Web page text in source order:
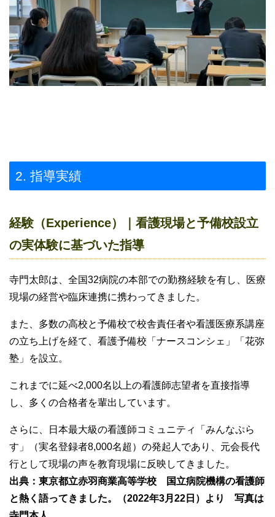
2. 指導実績
経験（Experience）｜看護現場と予備校設立
の実体験に基づいた指導
寺門太郎は、全国32病院の本部での勤務経験を有し、医療
現場の経営や臨床連携に携わってきました。
また、多数の高校と予備校で校舎責任者や看護医療系講座
の立ち上げを経て、看護予備校「ナースコンシェ」「花弥
塾」を設立。
これまでに延べ2,000名以上の看護師志望者を直接指導
し、多くの合格者を輩出しています。
さらに、日本最大級の看護師コミュニティ「みんなぷら
す」（実名登録者8,000名超）の発起人であり、元会長代
行として現場の声を教育現場に反映してきました。
出典：東京都立赤羽商業高等学校 国立病院機構の看護師
と熱く語ってきました。（2022年3月22日）より 写真は